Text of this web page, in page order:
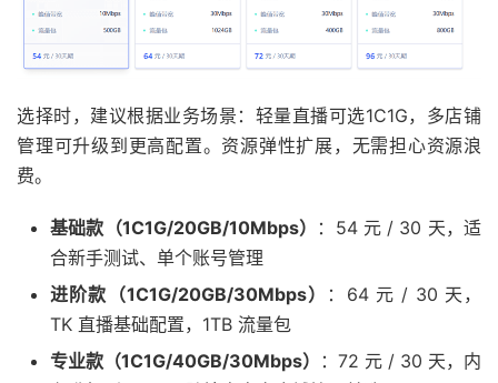
选择时，建议根据业务场景：轻量直播可选1C1G，多店铺
管理可升级到更高配置。资源弹性扩展，无需担心资源浪
费。
基础款（1C1G/20GB/10Mbps）
：54 元 / 30 天，适
合新手测试、单个账号管理
进阶款（1C1G/20GB/30Mbps）
：64 元 / 30 天，
TK 直播基础配置，1TB 流量包
专业款（1C1G/40GB/30Mbps）
：72 元 / 30 天，内